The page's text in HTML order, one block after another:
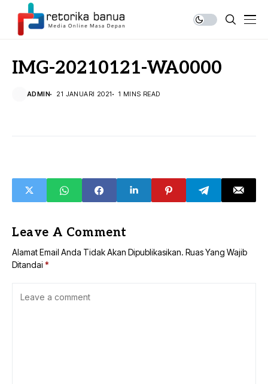
IMG-20210121-WA0000
ADMIN 21 JANUARI 2021 1 MINS READ
Leave A Comment
Alamat Email Anda Tidak Akan Dipublikasikan. Ruas Yang Wajib
Ditandai *